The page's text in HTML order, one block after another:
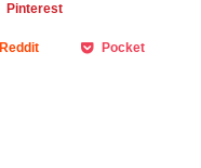
Pinterest
Reddit Pocket